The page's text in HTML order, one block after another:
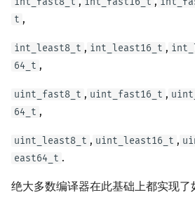
t ,
int_least8_t , int_least16_t ,
64_t ,
uint_fast8_t , uint_fast16_t ,
64_t ,
uint_least8_t , uint_least16_t ,
east64_t .
绝大多数编译器在此基础上都实现了